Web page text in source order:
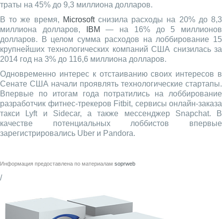
траты на 45% до 9,3 миллиона долларов.
В то же время, Microsoftснизила расходы на 20% до 8,3
миллиона долларов,
IBM — на 16% до 5 миллионов
долларов. В целом сумма расходов на лоббирование 15
крупнейших технологических компаний США снизилась за
2014 год на 3% до 116,6 миллиона долларов.
Одновременно интерес к отстаиванию своих интересов в
Сенате США начали проявлять технологические стартапы.
Впервые по итогам года потратились на лоббирование
разработчик фитнес-трекеров Fitbit, сервисы онлайн-заказа
такси Lyft и Sidecar, а также мессенджер Snapchat. В
качестве потенциальных лоббистов впервые
зарегистрировались Uber и Pandora.
Информация предоставлена по материалам soprweb
/